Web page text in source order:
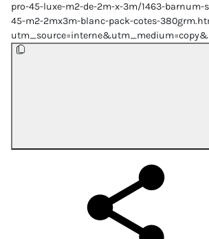
pro-45-luxe-m2-de-2m-x-3m/1463-
45-m2-2mx3m-blanc-pack-cotes-